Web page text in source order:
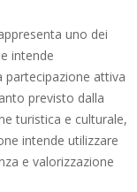
uno dei
intende
partecipazione attiva
previsto dalla
turistica e culturale,
intende utilizzare
e valorizzazione